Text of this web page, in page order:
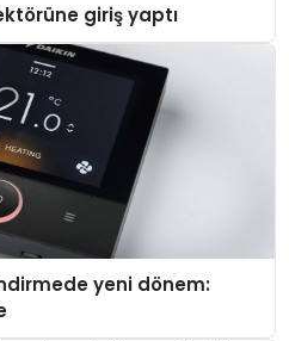
giriş yaptı
yeni dönem: